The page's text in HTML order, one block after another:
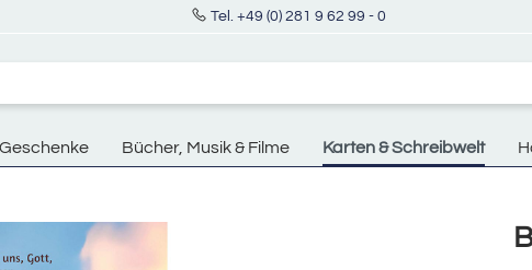
Tel. +49 (0) 281 9 62 99 - 0
Geschenke Bücher, Musik & Filme Karten & Schreibwelt